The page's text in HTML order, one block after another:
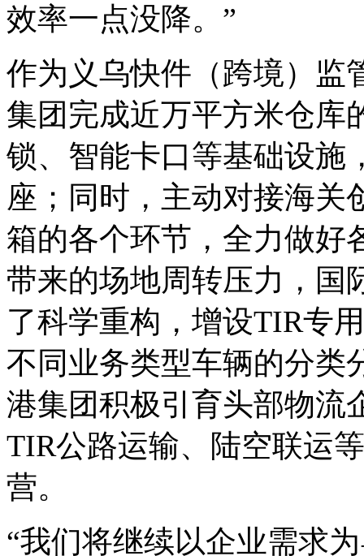
效率一点没降。”
作为义乌快件（跨境）监
集团完成近万平方米仓库
锁、智能卡口等基础设施
座；同时，主动对接海关
箱的各个环节，全力做好
带来的场地周转压力，国
了科学重构，增设TIR专
不同业务类型车辆的分类
港集团积极引育头部物流
TIR公路运输、陆空联运
营。
“我们将继续以企业需求